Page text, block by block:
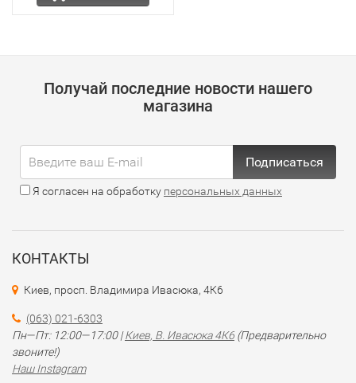
Получай последние новости нашего
магазина
Подписаться
Я согласен на обработку персональных данных
КОНТАКТЫ
Киев, просп. Владимира Ивасюка, 4К6
(063) 021-6303
Пн—Пт: 12:00—17:00 |Киев, В. Ивасюка 4К6 (Предварительно
звоните!)
Наш Instagram